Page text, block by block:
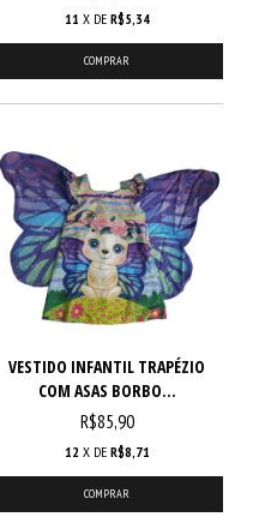
11 X DE R$5,34
COMPRAR
VESTIDO INFANTIL TRAPÉZIO
COM ASAS BORBO...
R$85,90
12 X DE R$8,71
COMPRAR